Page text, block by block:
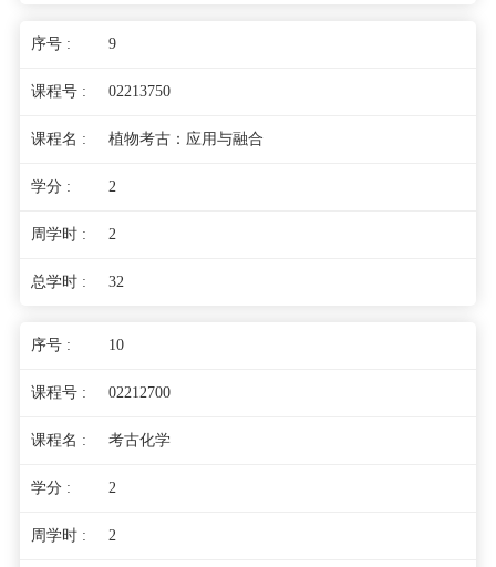
9
02213750
植物考古：应用与融合
2
2
32
10
02212700
考古化学
2
2